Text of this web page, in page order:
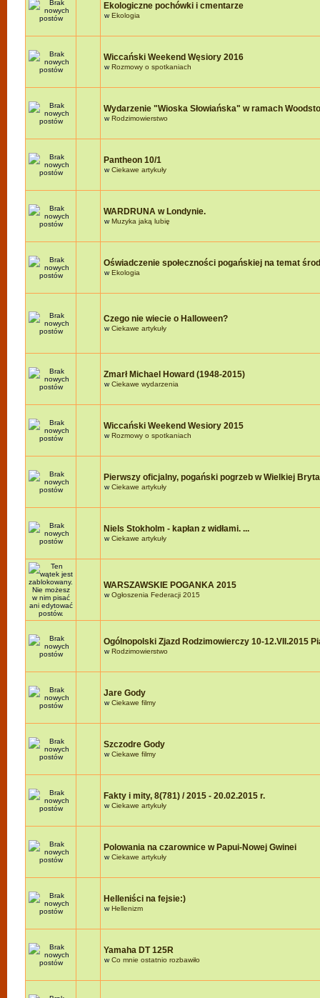
Ekologiczne pochówki i cmentarze
wEkologia
Wiccański Weekend Węsiory 2016
wRozmowy o spotkaniach
Wydarzenie "Wioska Słowiańska" w ramach
wRodzimowierstwo
Pantheon 10/1
wCiekawe artykuły
WARDRUNA w Londynie.
wMuzyka jaką lubię
Oświadczenie społeczności pogańskiej na temat
wEkologia
Czego nie wiecie o Halloween?
wCiekawe artykuły
Zmarł Michael Howard (1948-2015)
wCiekawe wydarzenia
Wiccański Weekend Wesiory 2015
wRozmowy o spotkaniach
Pierwszy oficjalny, pogański pogrzeb w Wielkiej
wCiekawe artykuły
Niels Stokholm - kapłan z widłami. ...
wCiekawe artykuły
WARSZAWSKIE POGANKA 2015
wOgłoszenia Federacji 2015
Ogólnopolski Zjazd Rodzimowierczy 10-12.VII.2015
wRodzimowierstwo
Jare Gody
wCiekawe filmy
Szczodre Gody
wCiekawe filmy
Fakty i mity, 8(781) / 2015 - 20.02.2015 r.
wCiekawe artykuły
Polowania na czarownice w Papui-Nowej Gwinei
wCiekawe artykuły
Helleniści na fejsie:)
wHellenizm
Yamaha DT 125R
wCo mnie ostatnio rozbawiło